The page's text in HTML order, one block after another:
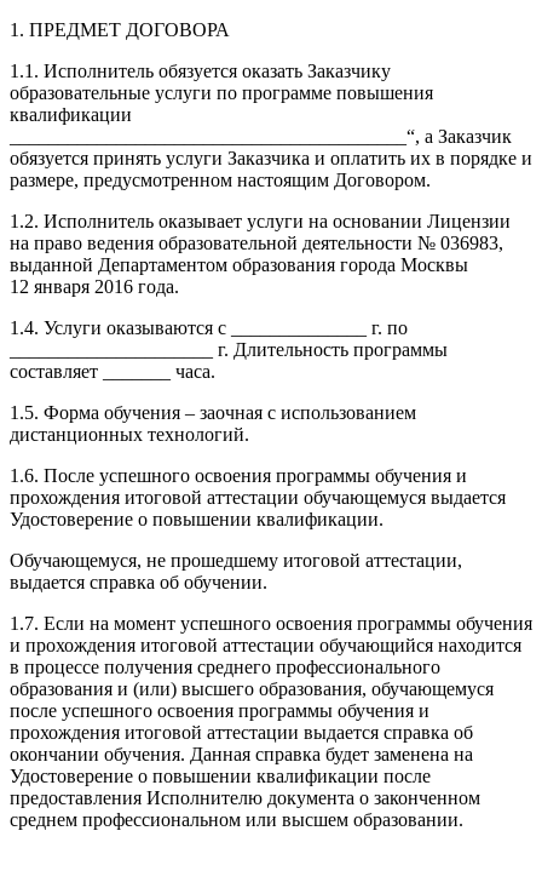
1. ПРЕДМЕТ ДОГОВОРА
1.1. Исполнитель обязуется оказать Заказчику
образовательные услуги по программе повышения
квалификации
_________________________________________“, а Заказчик
обязуется принять услуги Заказчика и оплатить их в порядке и
размере, предусмотренном настоящим Договором.
1.2. Исполнитель оказывает услуги на основании Лицензии
на право ведения образовательной деятельности № 036983,
выданной Департаментом образования города Москвы
12 января 2016 года.
1.4. Услуги оказываются с ______________ г. по
_____________________ г. Длительность программы
составляет _______ часа.
1.5. Форма обучения – заочная с использованием
дистанционных технологий.
1.6. После успешного освоения программы обучения и
прохождения итоговой аттестации обучающемуся выдается
Удостоверение о повышении квалификации.
Обучающемуся, не прошедшему итоговой аттестации,
выдается справка об обучении.
1.7. Если на момент успешного освоения программы обучения
и прохождения итоговой аттестации обучающийся находится
в процессе получения среднего профессионального
образования и (или) высшего образования, обучающемуся
после успешного освоения программы обучения и
прохождения итоговой аттестации выдается справка об
окончании обучения. Данная справка будет заменена на
Удостоверение о повышении квалификации после
предоставления Исполнителю документа о законченном
среднем профессиональном или высшем образовании.